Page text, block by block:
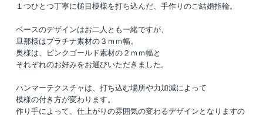
１つひとつ丁寧に槌目模様を打ち込んだ、手作りのご結婚指輪。
ベースのデザインはお二人とも一緒ですが、
旦那様はプラチナ素材の３ｍｍ幅。
奥様は、ピンクゴールド素材の２ｍｍ幅と
それぞれのお好みをお選びいただきました。
ハンマーテクスチャは、打ち込む場所や力加減によって
模様の付き方が変わります。
作り手によって、仕上がりの雰囲気の変わるデザインとなりますの